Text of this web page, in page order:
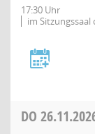
17:30 Uhr
im Sitzungssaal
DO